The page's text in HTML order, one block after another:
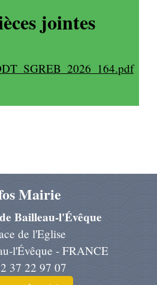
jointes
Mairie
Bailleau-l'Évêque
de l'Eglise
l'Évêque - FRANCE
37 22 97 07